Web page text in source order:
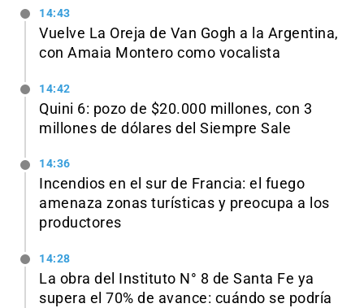
14:43
Vuelve La Oreja de Van Gogh a la Argentina,
con Amaia Montero como vocalista
14:42
Quini 6: pozo de $20.000 millones, con 3
millones de dólares del Siempre Sale
14:36
Incendios en el sur de Francia: el fuego
amenaza zonas turísticas y preocupa a los
productores
14:28
La obra del Instituto N° 8 de Santa Fe ya
supera el 70% de avance: cuándo se podría